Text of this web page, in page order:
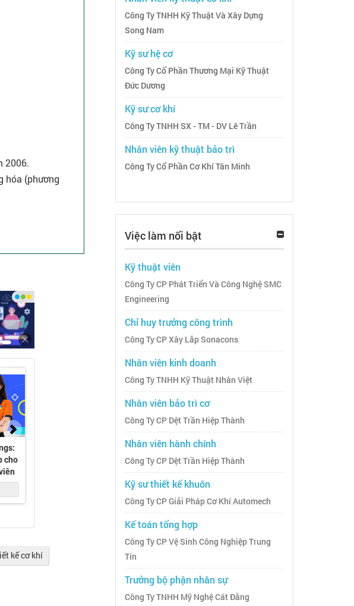
2006.
hóa (phương
kế cơ khí
Công Ty TNHH Kỹ Thuật Và Xây Dựng
Song Nam
Kỹ sư hệ cơ
Công Ty Cổ Phần Thương Mại Kỹ Thuật
Đức Dương
Kỹ sư cơ khí
Công Ty TNHH SX - TM - DV Lê Trần
Nhân viên kỹ thuật bảo trì
Công Ty Cổ Phần Cơ Khí Tân Minh
Việc làm nổi bật
Kỹ thuật viên
Công Ty CP Phát Triển Và Công Nghệ SMC
Engineering
Chỉ huy trưởng công trình
Công Ty CP Xây Lắp Sonacons
Nhân viên kinh doanh
Công Ty TNHH Kỹ Thuật Nhân Việt
Nhân viên bảo trì cơ
Công Ty CP Dệt Trần Hiệp Thành
Nhân viên hành chính
Công Ty CP Dệt Trần Hiệp Thành
Kỹ sư thiết kế khuôn
Công Ty CP Giải Pháp Cơ Khí Automech
Kế toán tổng hợp
Công Ty CP Vệ Sinh Công Nghiệp Trung
Tín
Trưởng bộ phận nhân sự
Công Ty TNHH Mỹ Nghệ Cát Đằng